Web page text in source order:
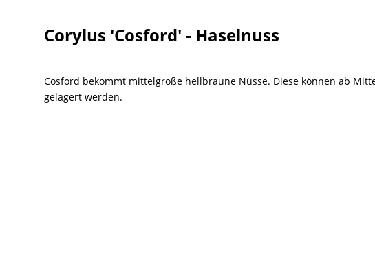
Corylus 'Cosford' - Haselnuss
Cosford bekommt mittelgroße hellbraune Nüsse. Diese können ab
gelagert werden.